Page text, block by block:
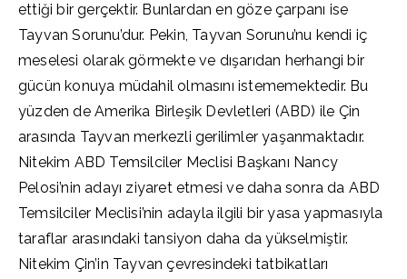
ettiği bir gerçektir. Bunlardan en göze çarpanı ise
Tayvan Sorunu’dur. Pekin, Tayvan Sorunu’nu kendi iç
meselesi olarak görmekte ve dışarıdan herhangi bir
gücün konuya müdahil olmasını istememektedir. Bu
yüzden de Amerika Birleşik Devletleri (ABD) ile Çin
arasında Tayvan merkezli gerilimler yaşanmaktadır.
Nitekim ABD Temsilciler Meclisi Başkanı Nancy
Pelosi’nin adayı ziyaret etmesi ve daha sonra da ABD
Temsilciler Meclisi’nin adayla ilgili bir yasa yapmasıyla
taraflar arasındaki tansiyon daha da yükselmiştir.
Nitekim Çin’in Tayvan çevresindeki tatbikatları